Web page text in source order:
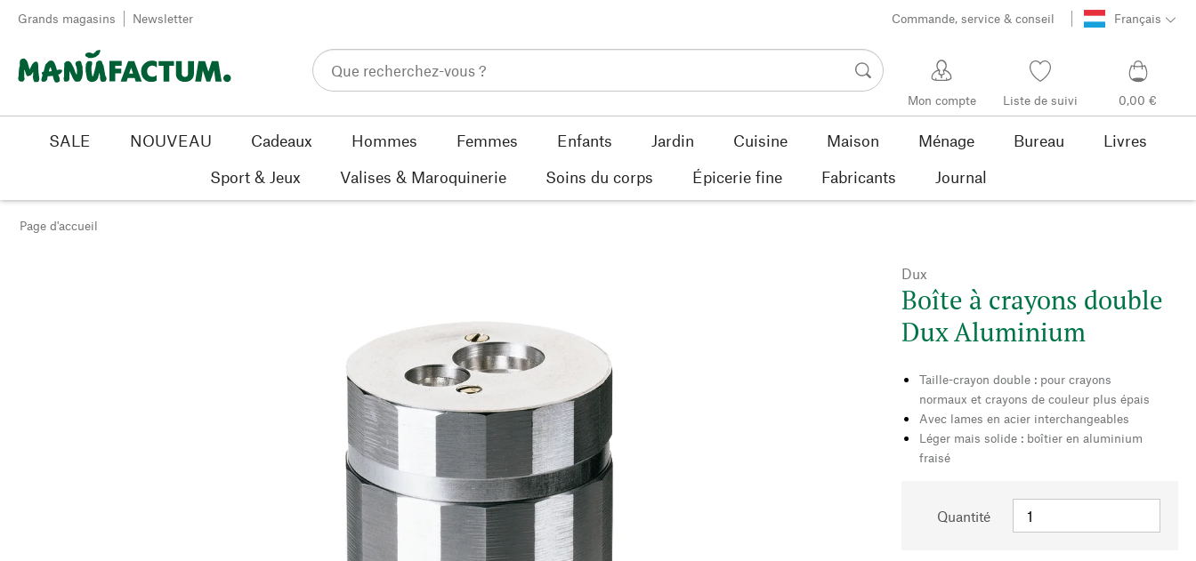
Passer au contenu
Grands magasins Newsletter Commande, service & conseil Français
Mon compte Liste de suivi 0,00 €
SALE NOUVEAU Cadeaux Hommes Femmes Enfants Jardin Cuisine Maison Ménage Bureau
Livres
Sport & Jeux
Valises & Maroquinerie Soins du corps Épicerie fine Fabricants Journal
Page d'accueil
Dux
Boîte à crayons double
Dux Aluminium
Taille-crayon double : pour crayons
normaux et crayons de couleur plus épais
Avec lames en acier interchangeables
Léger mais solide : boîtier en aluminium
fraisé
Quantité